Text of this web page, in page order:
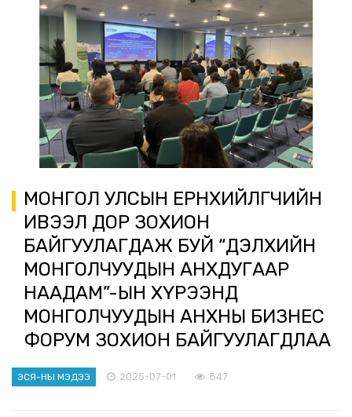
МОНГОЛ УЛСЫН ЕРӨНХИЙЛӨГЧИЙН
ИВЭЭЛ ДОР ЗОХИОН
БАЙГУУЛАГДАЖ БУЙ “ДЭЛХИЙН
МОНГОЛЧУУДЫН АНХДУГААР
НААДАМ”-ЫН ХҮРЭЭНД
МОНГОЛЧУУДЫН АНХНЫ БИЗНЕС
ФОРУМ ЗОХИОН БАЙГУУЛАГДЛАА
ЭСЯ-НЫ МЭДЭЭ 2025-07-01 847